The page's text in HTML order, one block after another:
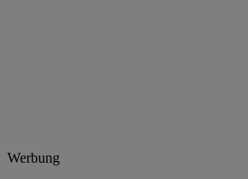
Werbung